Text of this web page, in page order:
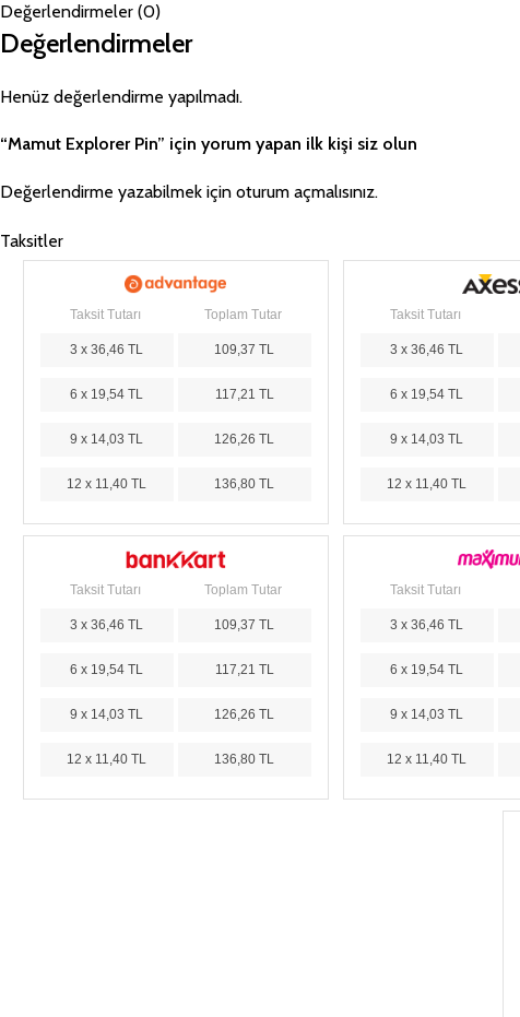
Değerlendirmeler (0)
Değerlendirmeler
Henüz değerlendirme yapılmadı.
“Mamut Explorer Pin” için yorum yapan ilk kişi siz olun
Değerlendirme yazabilmek için oturum açmalısınız.
Taksitler
Taksit Tutarı Toplam Tutar
3 x 36,46 TL 109,37 TL
6 x 19,54 TL 117,21 TL
9 x 14,03 TL 126,26 TL
12 x 11,40 TL 136,80 TL
Taksit Tutarı
3 x 36,46 TL
6 x 19,54 TL
9 x 14,03 TL
12 x 11,40 TL
Taksit Tutarı Toplam Tutar
3 x 36,46 TL 109,37 TL
6 x 19,54 TL 117,21 TL
9 x 14,03 TL 126,26 TL
12 x 11,40 TL 136,80 TL
Taksit Tutarı
3 x 36,46 TL
6 x 19,54 TL
9 x 14,03 TL
12 x 11,40 TL